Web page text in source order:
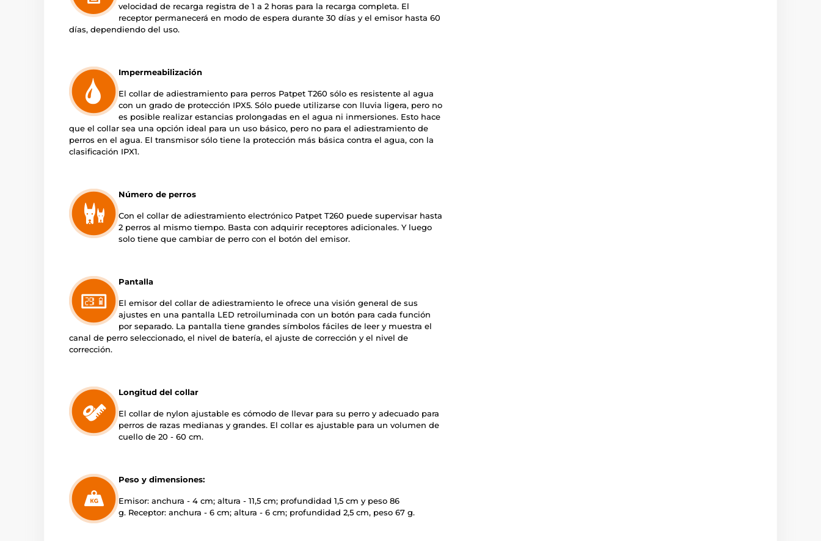
velocidad de recarga registra de 1 a 2 horas para la recarga completa. El
receptor permanecerá en modo de espera durante 30 días y el emisor hasta 60
días, dependiendo del uso.
Impermeabilización
El collar de adiestramiento para perros Patpet T260 sólo es resistente al agua
con un grado de protección IPX5. Sólo puede utilizarse con lluvia ligera, pero no
es posible realizar estancias prolongadas en el agua ni inmersiones. Esto hace
que el collar sea una opción ideal para un uso básico, pero no para el adiestramiento de
perros en el agua. El transmisor sólo tiene la protección más básica contra el agua, con la
clasificación IPX1.
Número de perros
Con el collar de adiestramiento electrónico Patpet T260 puede supervisar hasta
2 perros al mismo tiempo. Basta con adquirir receptores adicionales. Y luego
solo tiene que cambiar de perro con el botón del emisor.
Pantalla
El emisor del collar de adiestramiento le ofrece una visión general de sus
ajustes en una pantalla LED retroiluminada con un botón para cada función
por separado. La pantalla tiene grandes símbolos fáciles de leer y muestra el
canal de perro seleccionado, el nivel de batería, el ajuste de corrección y el nivel de
corrección.
Longitud del collar
El collar de nylon ajustable es cómodo de llevar para su perro y adecuado para
perros de razas medianas y grandes. El collar es ajustable para un volumen de
cuello de 20 - 60 cm.
Peso y dimensiones:
Emisor: anchura - 4 cm; altura - 11,5 cm; profundidad 1,5 cm y peso 86
g. Receptor: anchura - 6 cm; altura - 6 cm; profundidad 2,5 cm, peso 67 g.